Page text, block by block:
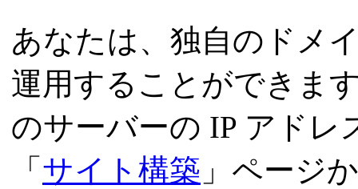
あなたは、独自のドメ
運用することができま
のサーバーの IP アドレ
「 サイト構築 」ページ